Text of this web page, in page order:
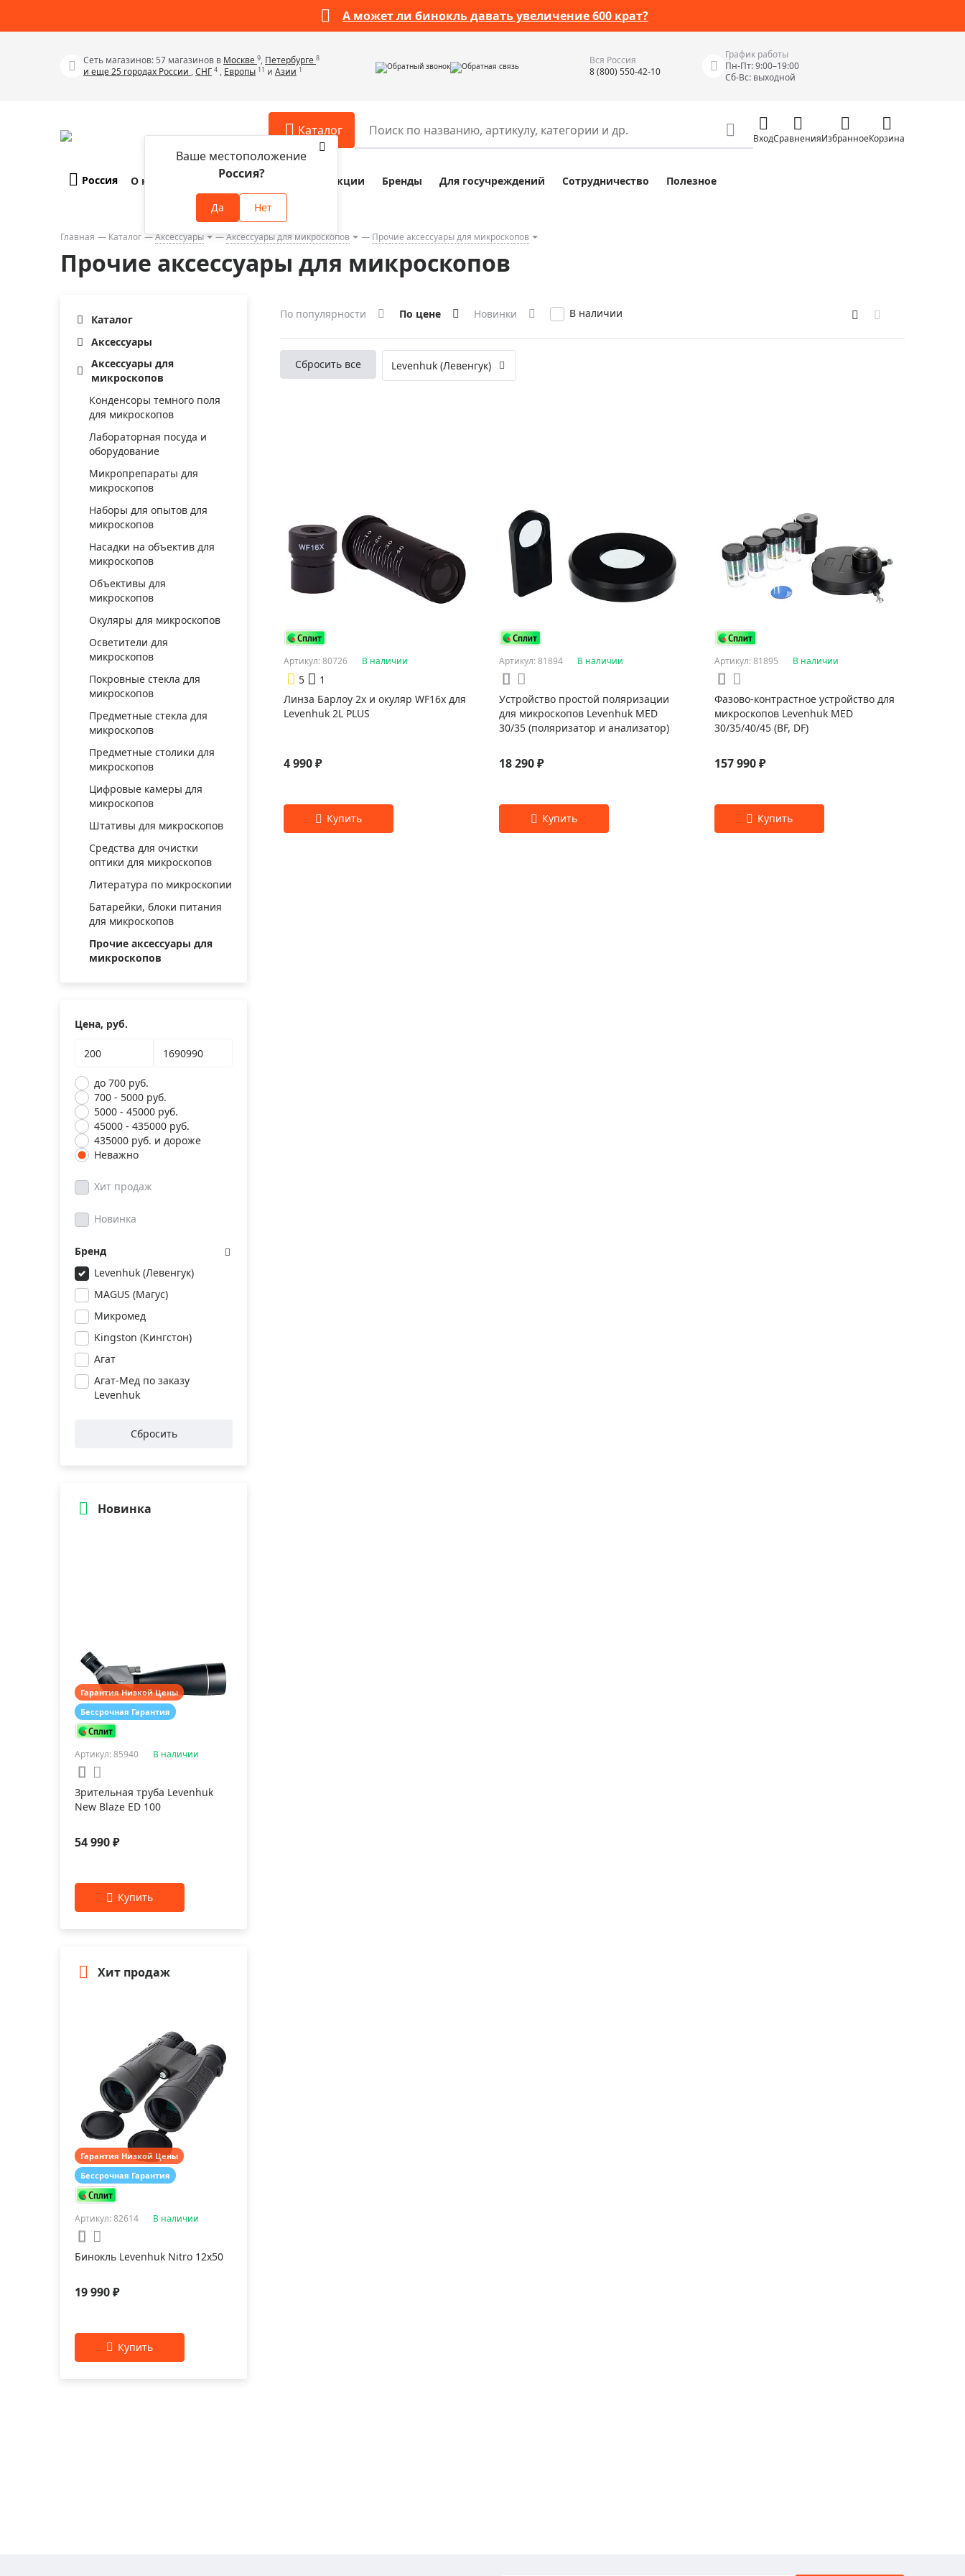
А может ли бинокль давать увеличение 600 крат?
Сеть магазинов: 57 магазинов в Москве 9, Петербурге 8
и еще 25 городах России ,СНГ 4 , Европы 11 и Азии 1 Обратный звонок Обратная связь
Вся Россия
8 (800) 550-42-10
График работы
Пн-Пт: 9:00–19:00
Сб-Вс: выходной
Каталог
Телескопы
Бинокли
Зрительные трубы
Монокуляры
Приборы ночного видения
Тепловизоры
Прицелы
Фотогаджеты
Метеостанции, барометры, часы
Discovery (Дискавери)
Астропланетарии
Подарки
Хиты продаж
Акции
Аксессуары для микроскопов
Аксессуары для зрительных труб
Аксессуары для биноклей
Аксессуары для приборов ночного
видения
Распродажа
Разное
Компасы
Наборы исследователя Bresser Junior
Глобусы интерактивные
Лазерные дальномеры
Штативы
Фотоловушки
Экшн-камеры
Фотооборудование
Мерч
Измерительные инструменты
Тестеры качества воды
Нивелиры оптические
Металлоискатели
Прочее
ВходСравненияИзбранноеКорзина
Россия
Ваше местоположение
Россия?
Да Нет
О компании Оплата и доставка Акции Бренды Для госучреждений Сотрудничество Полезное
Главная Каталог Аксессуары Аксессуары для микроскопов Прочие аксессуары для микроскопов
Прочие аксессуары для микроскопов
Каталог
Аксессуары
Аксессуары для
микроскопов
Конденсоры темного поля
для микроскопов
Лабораторная посуда и
оборудование
Микропрепараты для
микроскопов
Наборы для опытов для
микроскопов
Насадки на объектив для
микроскопов
Объективы для
микроскопов
Окуляры для микроскопов
Осветители для
микроскопов
Покровные стекла для
микроскопов
Предметные стекла для
микроскопов
Предметные столики для
микроскопов
Цифровые камеры для
микроскопов
Штативы для микроскопов
Средства для очистки
оптики для микроскопов
Литература по микроскопии
Батарейки, блоки питания
для микроскопов
Прочие аксессуары для
микроскопов
Цена, руб.
до 700 руб.
700 - 5000 руб.
5000 - 45000 руб.
45000 - 435000 руб.
435000 руб. и дороже
Неважно
Хит продаж
Новинка
Бренд
Levenhuk (Левенгук)
MAGUS (Магус)
Микромед
Kingston (Кингстон)
Агат
Агат-Мед по заказу
Levenhuk
Сбросить
Новинка
Гарантия Низкой Цены
Бессрочная Гарантия
Артикул: 85940 В наличии
Зрительная труба Levenhuk
New Blaze ED 100
54 990 ₽
Хит продаж
Гарантия Низкой Цены
Бессрочная Гарантия
Артикул: 82614 В наличии
Бинокль Levenhuk Nitro 12x50
19 990 ₽
По популярности По цене Новинки В наличии
Сбросить все Levenhuk (Левенгук)
Артикул: 80726 В наличии
5
1
Линза Барлоу 2x и окуляр WF16x для
Levenhuk 2L PLUS
4 990 ₽
Артикул: 81894 В наличии
Устройство простой поляризации
для микроскопов Levenhuk MED
30/35 (поляризатор и анализатор)
18 290 ₽
Артикул: 81895 В наличии
Фазово-контрастное устройство для
микроскопов Levenhuk MED
30/35/40/45 (BF, DF)
157 990 ₽